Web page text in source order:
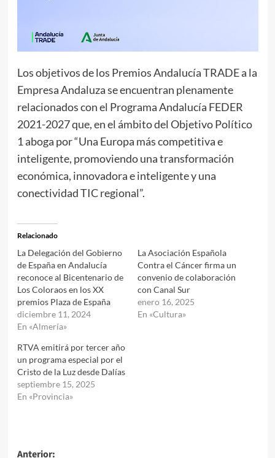
Los objetivos de los Premios Andalucía TRADE a la
Empresa Andaluza se encuentran plenamente
relacionados con el Programa Andalucía FEDER
2021-2027 que, en el ámbito del Objetivo Político
1 aboga por “Una Europa más competitiva e
inteligente, promoviendo una transformación
económica, innovadora e inteligente y una
conectividad TIC regional”.
Relacionado
La Delegación del Gobierno
de España en Andalucía
reconoce al Bicentenario de
Los Coloraos en los XX
premios Plaza de España
diciembre 11, 2024
En «Almería»
La Asociación Española
Contra el Cáncer firma un
convenio de colaboración
con Canal Sur
enero 16, 2025
En «Cultura»
RTVA emitirá por tercer año
un programa especial por el
Cristo de la Luz desde Dalías
septiembre 15, 2025
En «Provincia»
Anterior: